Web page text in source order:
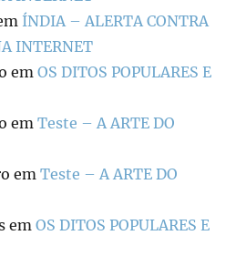
ÍNDIA – ALERTA CONTRA
INTERNET
emOS DITOS POPULARES E
emTeste – A ARTE DO
emTeste – A ARTE DO
emOS DITOS POPULARES E